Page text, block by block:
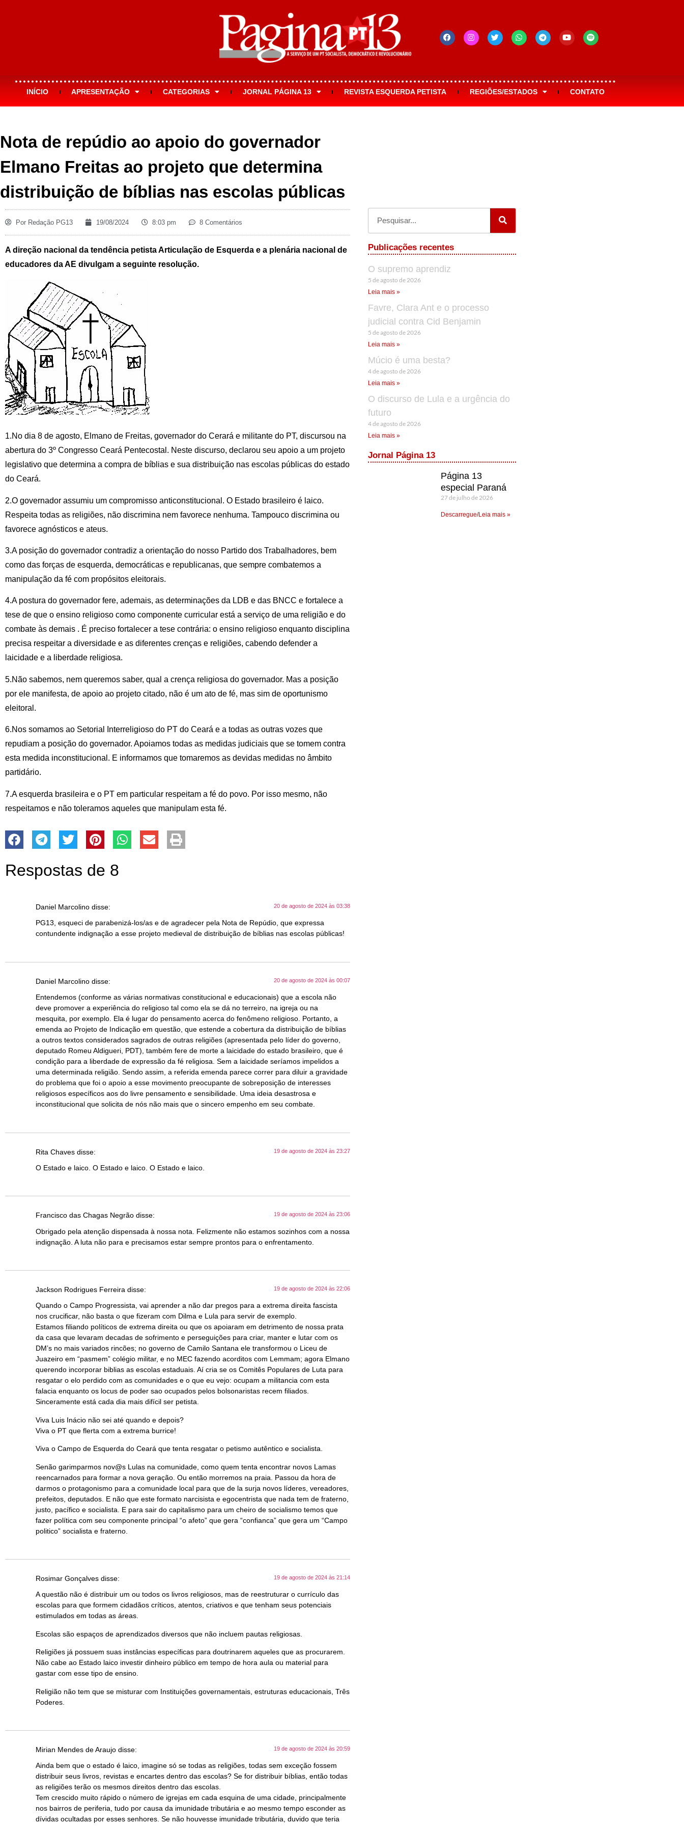
INÍCIO APRESENTAÇÃO CATEGORIAS JORNAL PÁGINA 13 REVISTA ESQUERDA PETISTA REGIÕES/ESTADOS CONTATO
Nota de repúdio ao apoio do governador
Elmano Freitas ao projeto que determina
distribuição de bíblias nas escolas públicas
Por Redação PG13 19/08/2024 8:03 pm 8 Comentários
A direção nacional da tendência petista Articulação de Esquerda e a plenária nacional de
educadores da AE divulgam a seguinte resolução.
1.No dia 8 de agosto, Elmano de Freitas, governador do Cerará e militante do PT, discursou na
abertura do 3º Congresso Ceará Pentecostal. Neste discurso, declarou seu apoio a um projeto
legislativo que determina a compra de bíblias e sua distribuição nas escolas públicas do estado
do Ceará.
2.O governador assumiu um compromisso anticonstitucional. O Estado brasileiro é laico.
Respeita todas as religiões, não discrimina nem favorece nenhuma. Tampouco discrimina ou
favorece agnósticos e ateus.
3.A posição do governador contradiz a orientação do nosso Partido dos Trabalhadores, bem
como das forças de esquerda, democráticas e republicanas, que sempre combatemos a
manipulação da fé com propósitos eleitorais.
4.A postura do governador fere, ademais, as determinações da LDB e das BNCC e fortalece a
tese de que o ensino religioso como componente curricular está a serviço de uma religião e do
combate às demais . É preciso fortalecer a tese contrária: o ensino religioso enquanto disciplina
precisa respeitar a diversidade e as diferentes crenças e religiões, cabendo defender a
laicidade e a liberdade religiosa.
5.Não sabemos, nem queremos saber, qual a crença religiosa do governador. Mas a posição
por ele manifesta, de apoio ao projeto citado, não é um ato de fé, mas sim de oportunismo
eleitoral.
6.Nos somamos ao Setorial Interreligioso do PT do Ceará e a todas as outras vozes que
repudiam a posição do governador. Apoiamos todas as medidas judiciais que se tomem contra
esta medida inconstitucional. E informamos que tomaremos as devidas medidas no âmbito
partidário.
7.A esquerda brasileira e o PT em particular respeitam a fé do povo. Por isso mesmo, não
respeitamos e não toleramos aqueles que manipulam esta fé.
Respostas de 8
Daniel Marcolino disse: 20 de agosto de 2024 às 03:38
PG13, esqueci de parabenizá-los/as e de agradecer pela Nota de Repúdio, que expressa
contundente indignação a esse projeto medieval de distribuição de bíblias nas escolas públicas!
Daniel Marcolino disse: 20 de agosto de 2024 às 00:07
Entendemos (conforme as várias normativas constitucional e educacionais) que a escola não
deve promover a experiência do religioso tal como ela se dá no terreiro, na igreja ou na
mesquita, por exemplo. Ela é lugar do pensamento acerca do fenômeno religioso. Portanto, a
emenda ao Projeto de Indicação em questão, que estende a cobertura da distribuição de bíblias
a outros textos considerados sagrados de outras religiões (apresentada pelo líder do governo,
deputado Romeu Aldigueri, PDT), também fere de morte a laicidade do estado brasileiro, que é
condição para a liberdade de expressão da fé religiosa. Sem a laicidade seríamos impelidos a
uma determinada religião. Sendo assim, a referida emenda parece correr para diluir a gravidade
do problema que foi o apoio a esse movimento preocupante de sobreposição de interesses
religiosos específicos aos do livre pensamento e sensibilidade. Uma ideia desastrosa e
inconstitucional que solicita de nós não mais que o sincero empenho em seu combate.
Rita Chaves disse: 19 de agosto de 2024 às 23:27
O Estado e laico. O Estado e laico. O Estado e laico.
Francisco das Chagas Negrão disse: 19 de agosto de 2024 às 23:06
Obrigado pela atenção dispensada à nossa nota. Felizmente não estamos sozinhos com a nossa
indignação. A luta não para e precisamos estar sempre prontos para o enfrentamento.
Jackson Rodrigues Ferreira disse: 19 de agosto de 2024 às 22:06
Quando o Campo Progressista, vai aprender a não dar pregos para a extrema direita fascista
nos crucificar, não basta o que fizeram com Dilma e Lula para servir de exemplo.
Estamos filiando políticos de extrema direita ou que os apoiaram em detrimento de nossa prata
da casa que levaram decadas de sofrimento e perseguições para criar, manter e lutar com os
DM’s no mais variados rincões; no governo de Camilo Santana ele transformou o Liceu de
Juazeiro em “pasmem” colégio militar, e no MEC fazendo acorditos com Lemmam; agora Elmano
querendo incorporar biblias as escolas estaduais. Aí cria se os Comitês Populares de Luta para
resgatar o elo perdido com as comunidades e o que eu vejo: ocupam a militancia com esta
falacia enquanto os locus de poder sao ocupados pelos bolsonaristas recem filiados.
Sinceramente está cada dia mais difícil ser petista.
Viva Luis Inácio não sei até quando e depois?
Viva o PT que flerta com a extrema burrice!
Viva o Campo de Esquerda do Ceará que tenta resgatar o petismo autêntico e socialista.
Senão garimparmos nov@s Lulas na comunidade, como quem tenta encontrar novos Lamas
reencarnados para formar a nova geração. Ou então morremos na praia. Passou da hora de
darmos o protagonismo para a comunidade local para que de la surja novos líderes, vereadores,
prefeitos, deputados. E não que este formato narcisista e egocentrista que nada tem de fraterno,
justo, pacífico e socialista. E para sair do capitalismo para um cheiro de socialismo temos que
fazer política com seu componente principal “o afeto” que gera “confianca” que gera um “Campo
politico” socialista e fraterno.
Rosimar Gonçalves disse: 19 de agosto de 2024 às 21:14
A questão não é distribuir um ou todos os livros religiosos, mas de reestruturar o currículo das
escolas para que formem cidadãos críticos, atentos, criativos e que tenham seus potenciais
estimulados em todas as áreas.
Escolas são espaços de aprendizados diversos que não incluem pautas religiosas.
Religiões já possuem suas instâncias específicas para doutrinarem aqueles que as procurarem.
Não cabe ao Estado laico investir dinheiro público em tempo de hora aula ou material para
gastar com esse tipo de ensino.
Religião não tem que se misturar com Instituições governamentais, estruturas educacionais, Três
Poderes.
Mirian Mendes de Araujo disse: 19 de agosto de 2024 às 20:59
Ainda bem que o estado é laico, imagine só se todas as religiões, todas sem exceção fossem
distribuir seus livros, revistas e encartes dentro das escolas? Se for distribuir bíblias, então todas
as religiões terão os mesmos direitos dentro das escolas.
Tem crescido muito rápido o número de igrejas em cada esquina de uma cidade, principalmente
nos bairros de periferia, tudo por causa da imunidade tributária e ao mesmo tempo esconder as
dívidas ocultadas por esses senhores. Se não houvesse imunidade tributária, duvido que teria
Publicações recentes
O supremo aprendiz
5 de agosto de 2026
Leia mais »
Favre, Clara Ant e o processo
judicial contra Cid Benjamin
5 de agosto de 2026
Leia mais »
Múcio é uma besta?
4 de agosto de 2026
Leia mais »
O discurso de Lula e a urgência do
futuro
4 de agosto de 2026
Leia mais »
Jornal Página 13
Página 13
especial Paraná
27 de julho de 2026
Descarregue/Leia mais »